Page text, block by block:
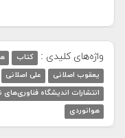
واژه‌های کلیدی : کتاب
یعقوب اصلانی
علی اصلانی
انتشارات اندیشگاه فناوری‌های
هوانوردی